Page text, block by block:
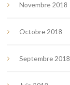
Novembre 2018
Octobre 2018
Septembre 2018